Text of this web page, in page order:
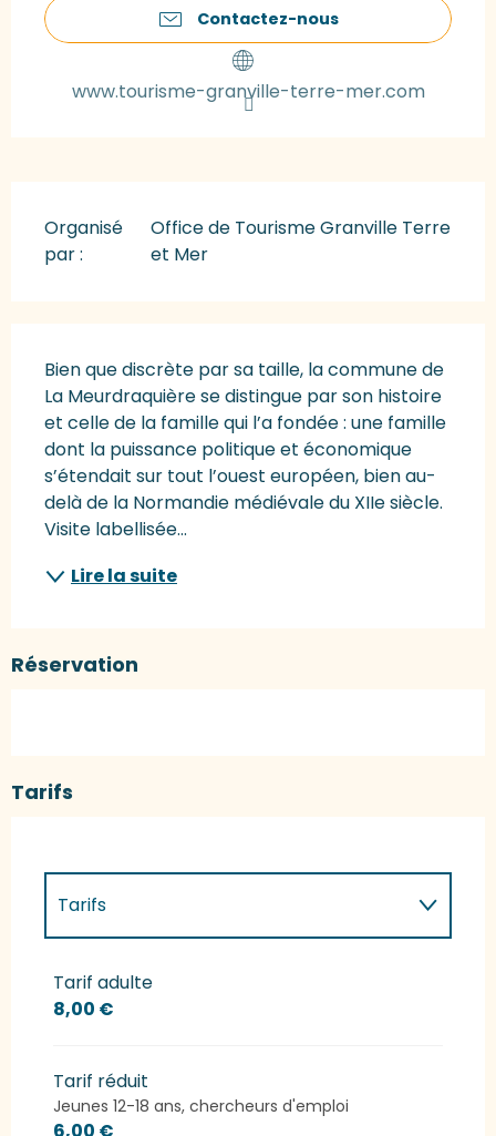
Contactez-nous
www.tourisme-granville-terre-mer.com
Organisé
par :
Office de Tourisme Granville Terre
et Mer
Bien que discrète par sa taille, la commune de
La Meurdraquière se distingue par son histoire
et celle de la famille qui l’a fondée : une famille
dont la puissance politique et économique
s’étendait sur tout l’ouest européen, bien au-
delà de la Normandie médiévale du XIIe siècle.
Visite labellisée...
Lire la suite
Réservation
Tarifs
Tarifs
Tarifs 2027
Tarif adulte
8,00 €
Tarif réduit
Jeunes 12-18 ans, chercheurs d'emploi